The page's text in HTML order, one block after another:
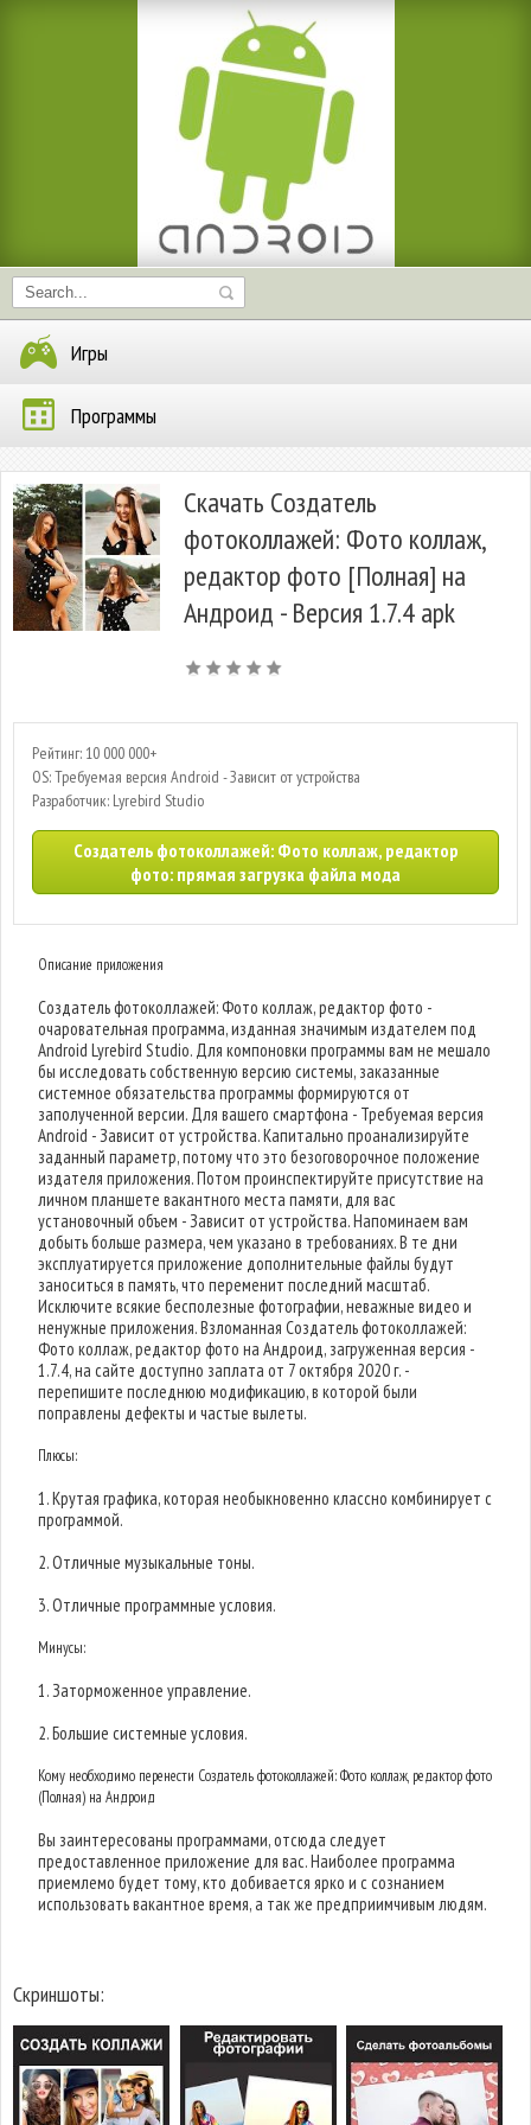
Игры
Программы
Скачать Cоздатель
фотоколлажей: Фото коллаж,
редактор фото [Полная] на
Андроид - Версия 1.7.4 apk
Рейтинг: 10 000 000+
OS: Требуемая версия Android - Зависит от устройства
Разработчик: Lyrebird Studio
Cоздатель фотоколлажей: Фото коллаж, редактор
фото: прямая загрузка файла мода
Описание приложения
Cоздатель фотоколлажей: Фото коллаж, редактор фото -
очаровательная программа, изданная значимым издателем под
Android Lyrebird Studio. Для компоновки программы вам не мешало
бы исследовать собственную версию системы, заказанные
системное обязательства программы формируются от
заполученной версии. Для вашего смартфона - Требуемая версия
Android - Зависит от устройства. Капитально проанализируйте
заданный параметр, потому что это безоговорочное положение
издателя приложения. Потом проинспектируйте присутствие на
личном планшете вакантного места памяти, для вас
установочный объем - Зависит от устройства. Напоминаем вам
добыть больше размера, чем указано в требованиях. В те дни
эксплуатируется приложение дополнительные файлы будут
заноситься в память, что переменит последний масштаб.
Исключите всякие бесполезные фотографии, неважные видео и
ненужные приложения. Взломанная Cоздатель фотоколлажей:
Фото коллаж, редактор фото на Андроид, загруженная версия -
1.7.4, на сайте доступно заплата от 7 октября 2020 г. -
перепишите последнюю модификацию, в которой были
поправлены дефекты и частые вылеты.
Плюсы:
1. Крутая графика, которая необыкновенно классно комбинирует с
программой.
2. Отличные музыкальные тоны.
3. Отличные программные условия.
Минусы:
1. Заторможенное управление.
2. Большие системные условия.
Кому необходимо перенести Cоздатель фотоколлажей: Фото коллаж, редактор фото
(Полная) на Андроид
Вы заинтересованы программами, отсюда следует
предоставленное приложение для вас. Наиболее программа
приемлемо будет тому, кто добивается ярко и с сознанием
использовать вакантное время, а так же предприимчивым людям.
Скриншоты: